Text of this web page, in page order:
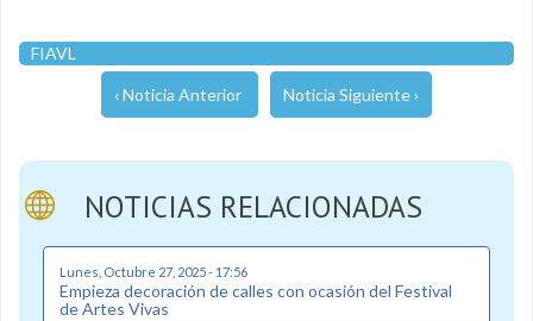
FIAVL
‹ Noticia Anterior Noticia Siguiente ›
NOTICIAS RELACIONADAS
Lunes, Octubre 27, 2025 - 17:56
Empieza decoración de calles con ocasión del Festival
de Artes Vivas